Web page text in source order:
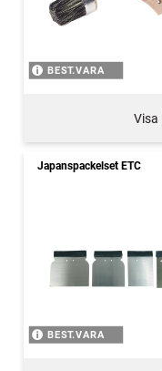
BEST.VARA
Visa
Japanspackelset ETC
BEST.VARA